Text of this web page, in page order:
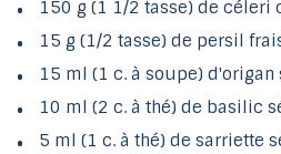
150 g (1 1/2 tasse) de céleri
15 g (1/2 tasse) de persil
15 ml (1 c. à soupe) d'origan
10 ml (2 c. à thé) de basilic
5 ml (1 c. à thé) de sarriette